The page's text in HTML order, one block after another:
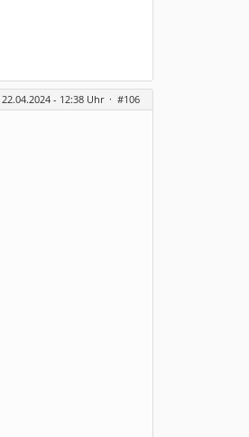
22.04.2024 - 12:38 Uhr · #106